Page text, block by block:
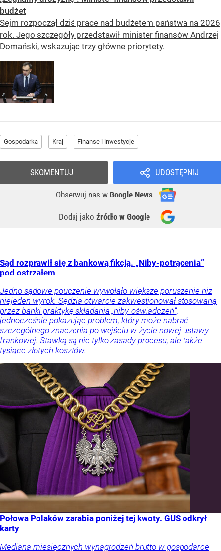
budżet
Sejm rozpoczął dziś prace nad budżetem państwa na 2026
rok. Jego szczegóły przedstawił minister finansów Andrzej
Domański, wskazując trzy główne priorytety.
Gospodarka Kraj Finanse i inwestycje
UDOSTĘPNIJ
Obserwuj nas w Google News
Dodaj jako źródło w Google
SKOMENTUJ
Sąd rozprawił się z bankową fikcją. „Niby-potrącenia”
pod ostrzałem
Jedno sądowe pouczenie wywołało większe poruszenie niż
niejeden wyrok. Sędzia otwarcie zakwestionował stosowaną
przez banki praktykę składania „niby-oświadczeń”,
jednocześnie pokazując problem, który może nabrać
szczególnego znaczenia po wejściu w życie nowej ustawy
frankowej. Stawką są nie tylko zasady procesu, ale także
tysiące złotych kosztów.
Połowa Polaków zarabia poniżej tej kwoty. GUS odkrył
karty
Mediana miesięcznych wynagrodzeń brutto w gospodarce